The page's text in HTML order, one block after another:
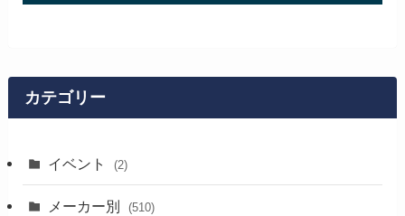
カテゴリー
イベント (2)
メーカー別 (510)